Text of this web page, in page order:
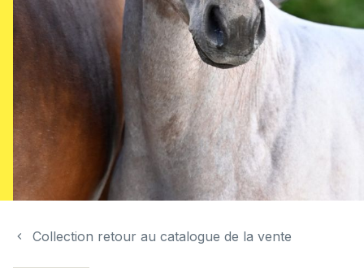
Collection retour au catalogue de la vente